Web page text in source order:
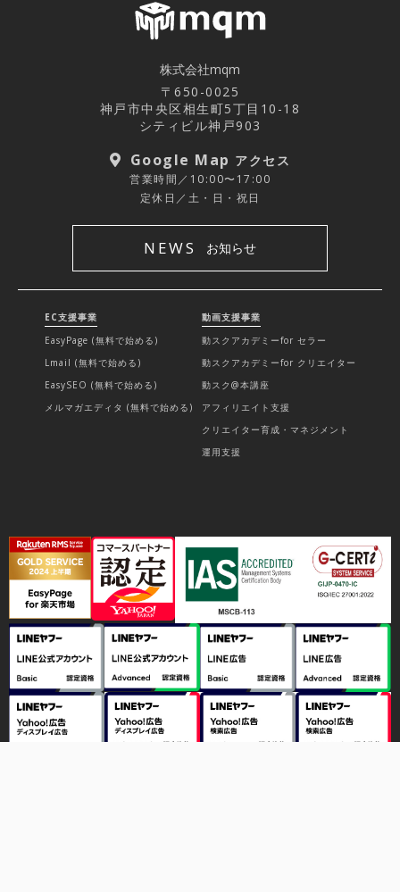
株式会社mqm
〒650-0025
神戸市中央区相生町5丁目10-18
シティビル神戸903
Google Map アクセス
営業時間／10:00〜17:00
定休日／土・日・祝日
NEWS お知らせ
EC支援事業
EasyPage (無料で始める)
Lmail (無料で始める)
EasySEO (無料で始める)
メルマガエディタ (無料で始める)
動画支援事業
動スクアカデミーfor セラー
動スクアカデミーfor クリエイター
動スク@本講座
アフィリエイト支援
クリエイター育成・マネジメント
運用支援